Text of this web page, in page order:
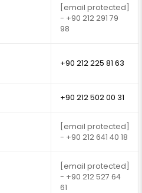
[email protected]
- +90 212 291 79
98
+90 212 225 81 63
+90 212 502 00 31
[email protected]
- +90 212 641 40 18
[email protected]
- +90 212 527 64
61